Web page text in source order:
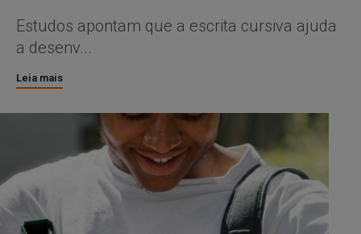
Estudos apontam que a escrita cursiva ajuda
a desenv...
Leia mais